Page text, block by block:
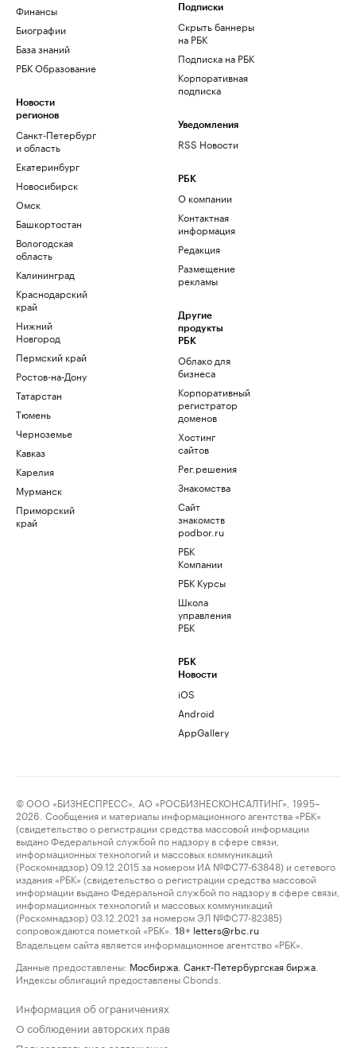
Финансы
Биографии
База знаний
РБК Образование
Новости
регионов
Санкт-Петербург
и область
Екатеринбург
Новосибирск
Омск
Башкортостан
Вологодская
область
Калининград
Краснодарский
край
Нижний
Новгород
Пермский край
Ростов-на-Дону
Татарстан
Тюмень
Черноземье
Кавказ
Карелия
Мурманск
Приморский
край
Подписки
Скрыть баннеры
на РБК
Подписка на РБК
Корпоративная
подписка
Уведомления
RSS Новости
РБК
О компании
Контактная
информация
Редакция
Размещение
рекламы
Другие
продукты
РБК
Облако для
бизнеса
Корпоративный
регистратор
доменов
Хостинг
сайтов
Рег.решения
Знакомства
Сайт
знакомств
podbor.ru
РБК
Компании
РБК Курсы
Школа
управления
РБК
РБК
Новости
iOS
Android
AppGallery
© ООО «БИЗНЕСПРЕСС», АО «РОСБИЗНЕСКОНСАЛТИНГ», 1995–
2026. Сообщения и материалы информационного агентства «РБК»
(свидетельство о регистрации средства массовой информации
выдано Федеральной службой по надзору в сфере связи,
информационных технологий и массовых коммуникаций
(Роскомнадзор) 09.12.2015 за номером ИА №ФС77-63848) и сетевого
издания «РБК» (свидетельство о регистрации средства массовой
информации выдано Федеральной службой по надзору в сфере связи,
информационных технологий и массовых коммуникаций
(Роскомнадзор) 03.12.2021 за номером ЭЛ №ФС77-82385)
сопровождаются пометкой «РБК».
18+ letters@rbc.ru
Владельцем сайта является информационное агентство «РБК».
Данные предоставлены: Мосбиржа Санкт-Петербургская биржа
Индексы облигаций предоставлены Cbonds.
Информация об ограничениях
О соблюдении авторских прав